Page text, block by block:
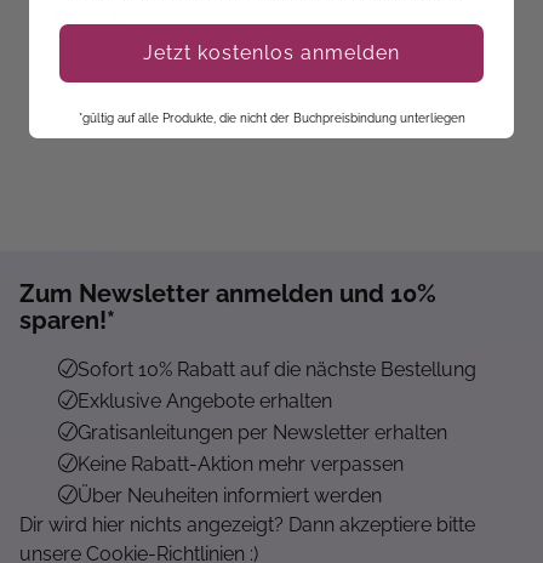
19,99 € 59,99 €
Zum Newsletter anmelden und 10%
sparen!*
Sofort 10% Rabatt auf die nächste Bestellung
Exklusive Angebote erhalten
Gratisanleitungen per Newsletter erhalten
Keine Rabatt-Aktion mehr verpassen
Über Neuheiten informiert werden
Dir wird hier nichts angezeigt? Dann akzeptiere bitte
unsere Cookie-Richtlinien :)
Jetzt kostenlos anmelden
*gültig auf alle Produkte, die nicht der Buchpreisbindung unterliegen